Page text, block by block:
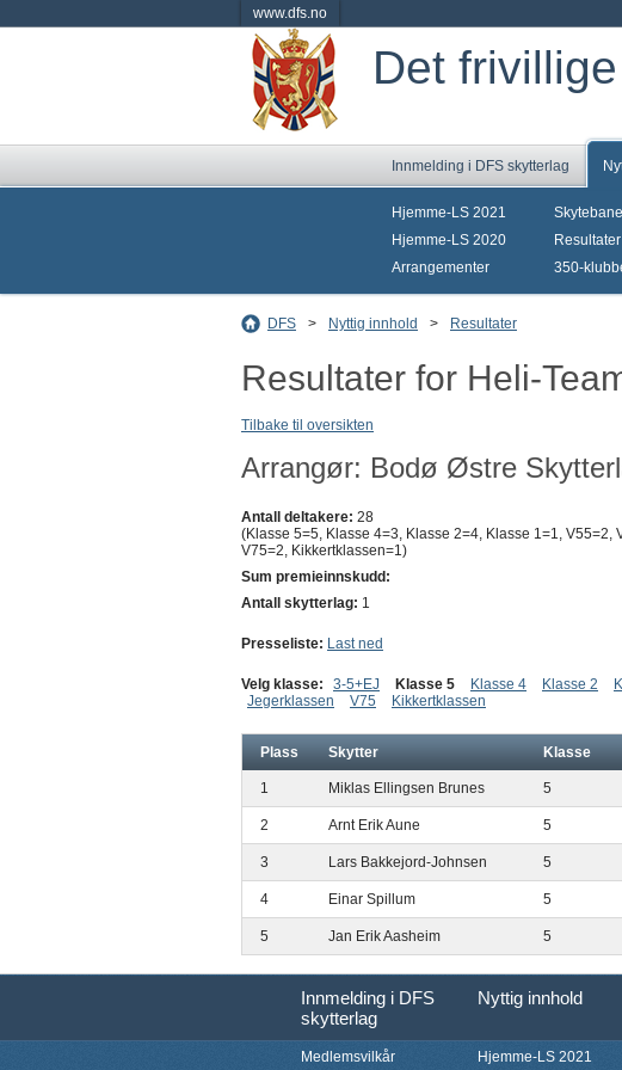
www.dfs.no
Det
Innmelding i DFS skytterlag
Hjemme-LS 2021
Hjemme-LS 2020
Arrangementer
Resultater
350-
DFS > Nyttig innhold > Resultater
Resultater for Heli-
Tilbake til oversikten
Arrangør: Bodø Østre
Antall deltakere: 28
(Klasse 5=5, Klasse 4=3, Klasse 2=4, Klasse 1=1,
V75=2, Kikkertklassen=1)
Sum premieinnskudd:
Antall skytterlag: 1
Presseliste: Last ned
Velg klasse: 3-5+EJ Klasse 5 Klasse 4 Klasse 2
Jegerklassen
V75 Kikkertklassen
Plass Skytter Klasse
1 Miklas Ellingsen Brunes 5
2 Arnt Erik Aune 5
3 Lars Bakkejord-Johnsen 5
4 Einar Spillum 5
5 Jan Erik Aasheim 5
Innmelding i DFS
skytterlag
Nyttig innhold
Medlemsvilkår Hjemme-LS 2021